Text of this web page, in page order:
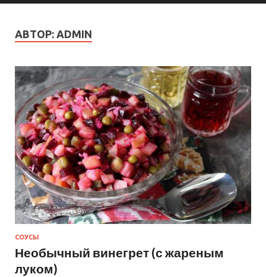
АВТОР: ADMIN
СОУСЫ
Необычный винегрет (с жареным
луком)